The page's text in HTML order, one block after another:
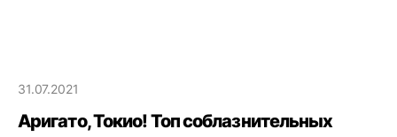
31.07.2021
Аригато, Токио! Топ соблазнительных